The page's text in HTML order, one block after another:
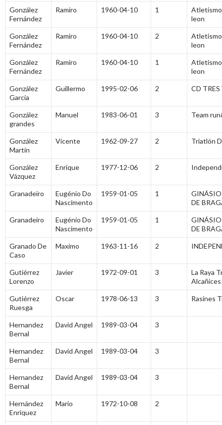
González
Fernández
Ramiro 1960-04-10 1
leon
González
Fernández
Ramiro 1960-04-10 2
leon
González
Fernández
Ramiro 1960-04-10 1
leon
González
García
Guillermo 1995-02-06 2 CD TRES
González
grandes
Manuel 1983-06-01 3 Team
González
Martín
Vicente 1962-09-27 2 Triatlón
González
Vázquez
Enrique 1977-12-06 2
Granadeiro
Eugénio Do
Nascimento
1959-01-05 1
GINÁSIO
DE
Granadeiro
Eugénio Do
Nascimento
1959-01-05 1
GINÁSIO
DE
Granado De
Caso
Maximo 1963-11-16 2
Gutiérrez
Lorenzo
Javier 1972-09-01 3
La Raya
Alcañices
Gutiérrez
Ruesga
Oscar 1978-06-13 3 Rasines
Hernandez
Bernal
David Angel 1989-03-04 3
Hernandez
Bernal
David Angel 1989-03-04 3
Hernandez
Bernal
David Angel 1989-03-04 3
Hernández
Enríquez
Mario 1972-10-08 2